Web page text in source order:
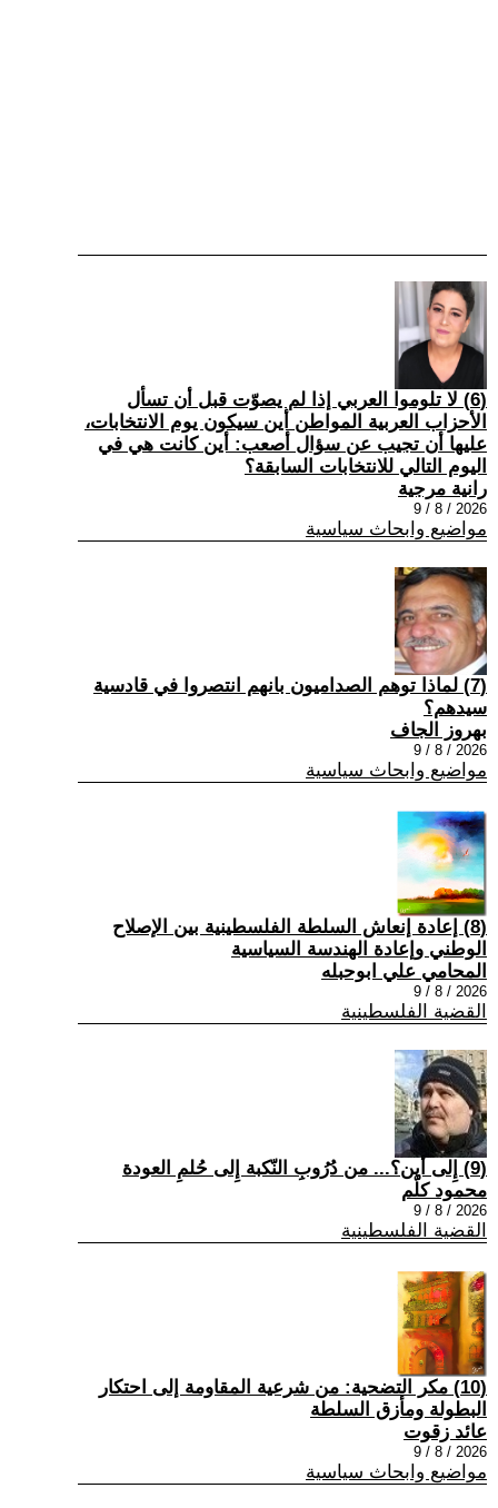
(6) لا تلوموا العربي إذا لم يصوّت قبل أن تسأل
الأحزاب العربية المواطن أين سيكون يوم الانتخابات،
عليها أن تجيب عن سؤال أصعب: أين كانت هي في
اليوم التالي للانتخابات السابقة؟
رانية مرجية
2026 / 8 / 9
مواضيع وابحاث سياسية
(7) ‏لماذا توهم الصداميون بانهم انتصروا في قادسية
سيدهم؟
بهروز الجاف
2026 / 8 / 9
مواضيع وابحاث سياسية
(8) إعادة إنعاش السلطة الفلسطينية بين الإصلاح
الوطني وإعادة الهندسة السياسية
المحامي علي ابوحبله
2026 / 8 / 9
القضية الفلسطينية
(9) إِلى أين؟... من دُرُوبِ النّكبة إِلى حُلمِ العودة
محمود كلّم
2026 / 8 / 9
القضية الفلسطينية
(10) مكر التضحية: من شرعية المقاومة إلى احتكار
البطولة ومأزق السلطة
عائد زقوت
2026 / 8 / 9
مواضيع وابحاث سياسية